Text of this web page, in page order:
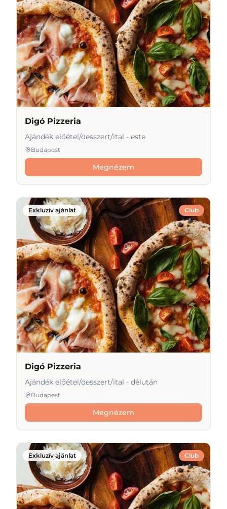
Digó Pizzeria
Ajándék előétel/desszert/ital - este
Budapest
Megnézem
Club
Exkluzív ajánlat
Digó Pizzeria
Ajándék előétel/desszert/ital - délután
Budapest
Megnézem
Club
Exkluzív ajánlat